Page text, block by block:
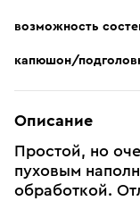
возможность
капюшон/
Описание
Простой, но
пуховым
обработкой.